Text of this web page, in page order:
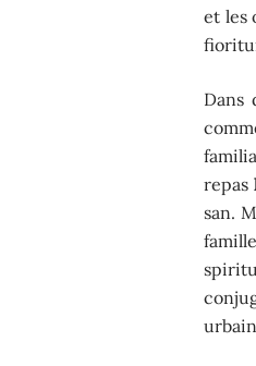
et les
Dans
repas
san.